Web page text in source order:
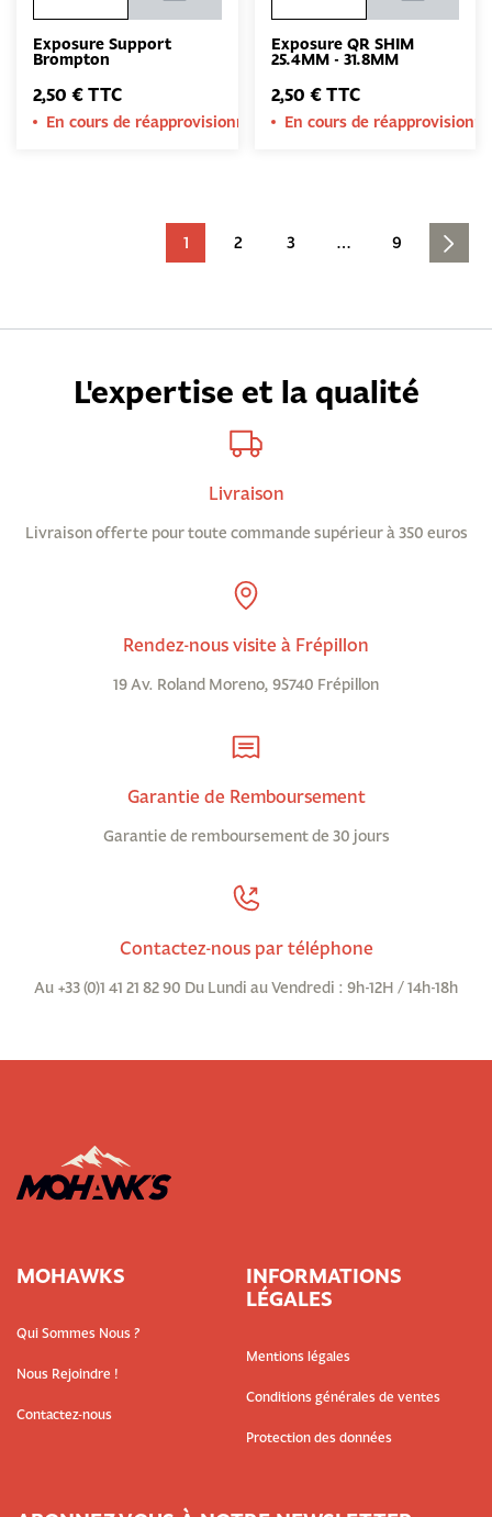
Exposure Support
Brompton
2,50 € TTC
En cours de réapprovisionnement
Exposure QR SHIM
25.4MM - 31.8MM
2,50 € TTC
En cours de
1 2 3 … 9
L'expertise et la qualité
Livraison
Livraison offerte pour toute commande supérieur à 350 euros
Rendez-nous visite à Frépillon
19 Av. Roland Moreno, 95740 Frépillon
Garantie de Remboursement
Garantie de remboursement de 30 jours
Contactez-nous par téléphone
Au +33 (0)1 41 21 82 90 Du Lundi au Vendredi : 9h-12H / 14h-18h
MOHAWKS
Qui Sommes Nous ?
Nous Rejoindre !
Contactez-nous
INFORMATIONS
LÉGALES
Mentions légales
Conditions générales de ventes
Protection des données